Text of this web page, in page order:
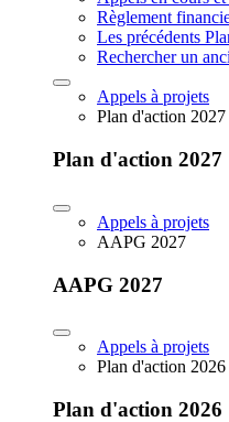
Règlement
Les précédents
Rechercher un
Appels à projets
Plan d'action 2027
Plan d'action 2027
Appels à projets
AAPG 2027
AAPG 2027
Appels à projets
Plan d'action 2026
Plan d'action 2026